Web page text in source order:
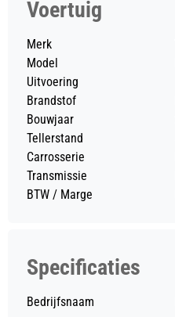
Voertuig
Merk
Model
Uitvoering
Brandstof
Bouwjaar
Tellerstand
Carrosserie
Transmissie
BTW / Marge
Specificaties
Bedrijfsnaam